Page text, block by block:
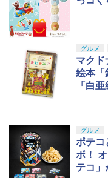
グルメ
マクド
絵本「
「白
グルメ
ポテコ
ボ！
テコ」